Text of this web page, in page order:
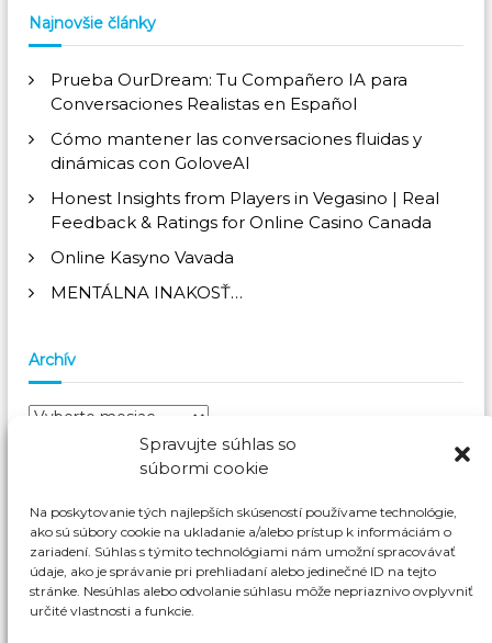
Spravujte súhlas so
súbormi cookie
Na poskytovanie tých najlepších skúseností používame technológie,
ako sú súbory cookie na ukladanie a/alebo prístup k informáciám o
zariadení. Súhlas s týmito technológiami nám umožní spracovávať
údaje, ako je správanie pri prehliadaní alebo jedinečné ID na tejto
stránke. Nesúhlas alebo odvolanie súhlasu môže nepriaznivo ovplyvniť
určité vlastnosti a funkcie.
g
á
c
v
l
á
k
u
ľ
a
a
:
:
Najnovšie články
Prueba OurDream: Tu Compañero IA para
Conversaciones Realistas en Español
Cómo mantener las conversaciones fluidas y
dinámicas con GoloveAI
Honest Insights from Players in Vegasino | Real
Feedback & Ratings for Online Casino Canada
Online Kasyno Vavada
MENTÁLNA INAKOSŤ…
Archív
A
í
v
Aktuality(257)
Novinky(150)
Top Team(19)